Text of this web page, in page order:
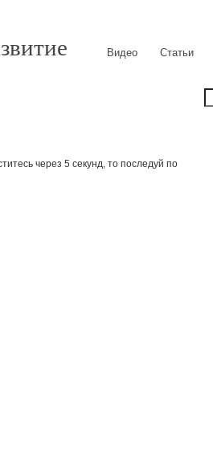
Видео Статьи
через 5 секунд, то последуй по